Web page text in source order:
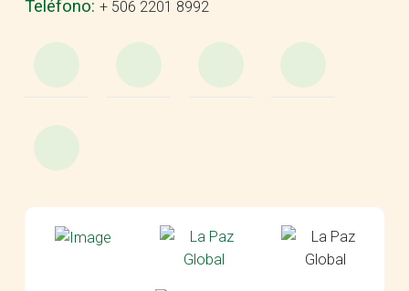
Teléfono: + 506 2201 8992
WhatsApp
e-
Mail
Facebook
YouTube